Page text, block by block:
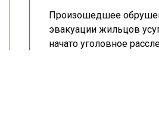
Произошедшее
эвакуации жильцов
начато уголовное